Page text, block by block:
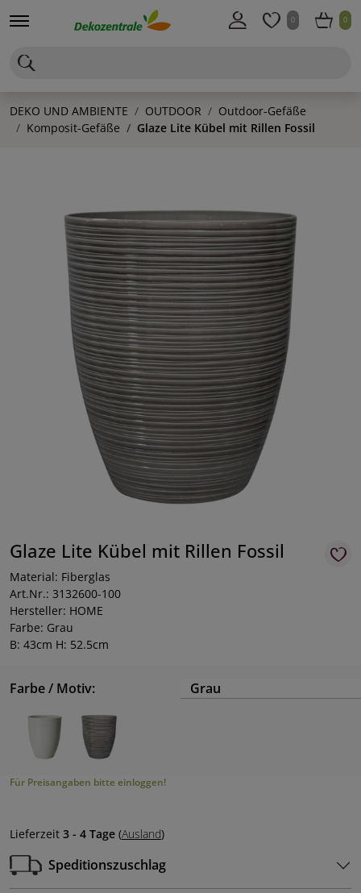
0 0
DEKO UND AMBIENTE OUTDOOR
Outdoor-Gefäße
Komposit-Gefäße
Glaze Lite Kübel mit Rillen Fossil
Glaze Lite Kübel mit Rillen Fossil
Material: Fiberglas
Art.Nr.: 3132600-100
Hersteller: HOME
Farbe: Grau
B: 43cm H: 52.5cm
Farbe / Motiv: Grau
Für Preisangaben bitte einloggen!
Lieferzeit 3 - 4 Tage (Ausland)
Speditionszuschlag